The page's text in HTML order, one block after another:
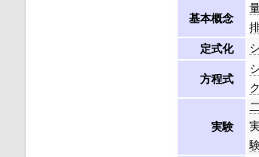
基本概念
定式化
方程式
実験